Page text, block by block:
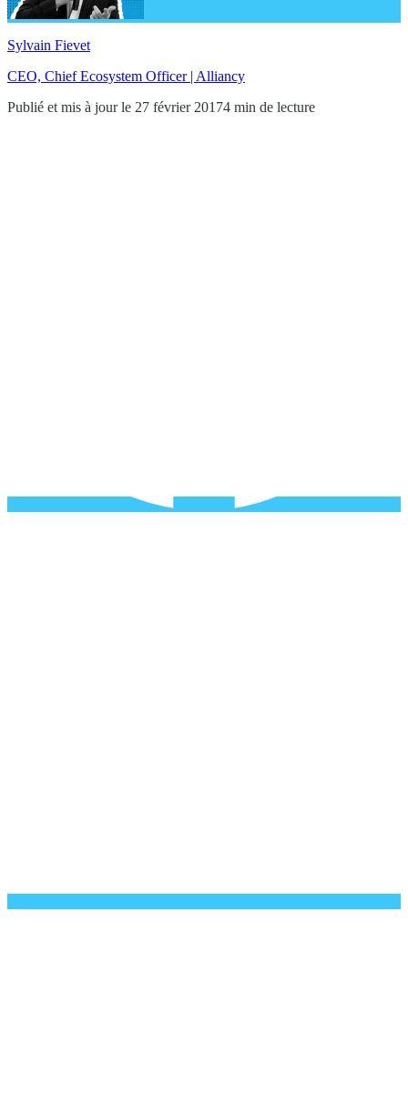
Sylvain Fievet
CEO, Chief Ecosystem Officer | Alliancy
Publié et mis à jour le 27 février 20174 min de lecture